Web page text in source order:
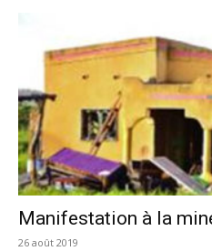
Manifestation à la
26 août 2019